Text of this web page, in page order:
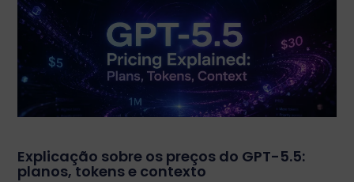
Explicação sobre os preços do GPT-5.5:
planos, tokens e contexto